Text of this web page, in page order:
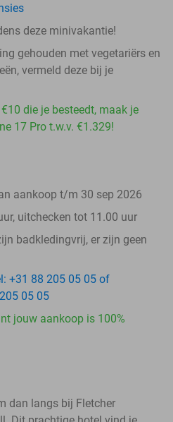
deze minivakantie!
gehouden met vegetariërs en
vermeld deze bij je
die je besteedt, maak je
17 Pro t.w.v. €1.329!
aankoop t/m 30 sep 2026
uitchecken tot 11.00 uur
badkledingvrij, er zijn geen
+31 88 205 05 05 of
05 05
jouw aankoop is 100%
dan langs bij Fletcher